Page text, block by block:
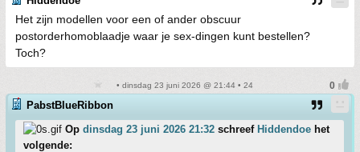
Het zijn modellen voor een of ander obscuur
postorderhomoblaadje waar je sex-dingen kunt bestellen?
Toch?
• dinsdag 23 juni 2026 @ 21:44 • 24
PabstBlueRibbon
Op dinsdag 23 juni 2026 21:32 schreef Hiddendoe het
volgende: